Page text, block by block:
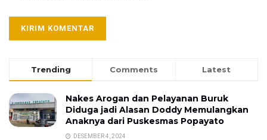
Trending Comments Latest
Nakes Arogan dan Pelayanan Buruk
Diduga jadi Alasan Doddy Memulangkan
Anaknya dari Puskesmas Popayato
DESEMBER 4, 2024